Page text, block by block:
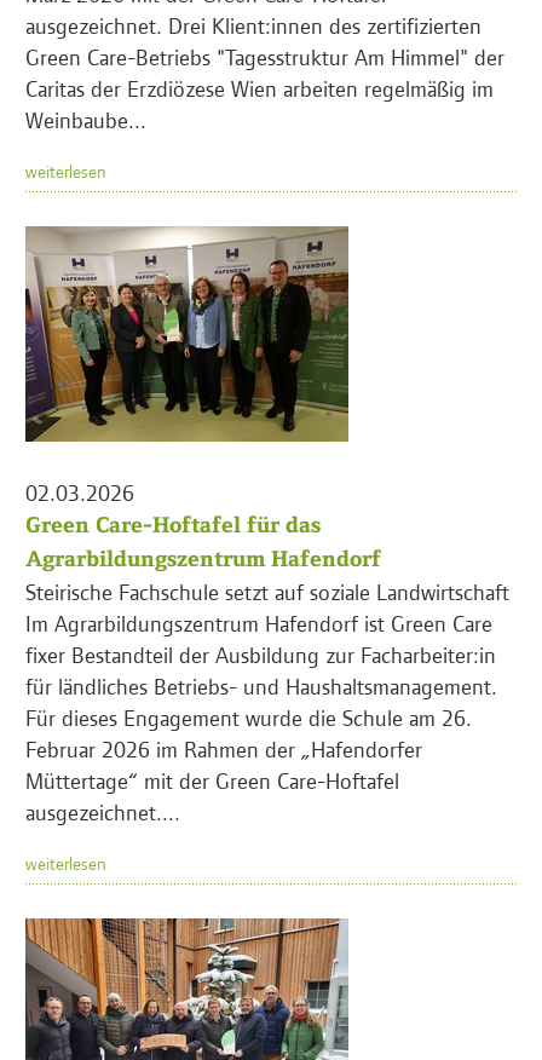
ausgezeichnet. Drei Klient:innen des zertifizierten
Green Care-Betriebs "Tagesstruktur Am Himmel" der
Caritas der Erzdiözese Wien arbeiten regelmäßig im
Weinbaube...
weiterlesen
02.03.2026
Green Care-Hoftafel für das
Agrarbildungszentrum Hafendorf
Steirische Fachschule setzt auf soziale Landwirtschaft
Im Agrarbildungszentrum Hafendorf ist Green Care
fixer Bestandteil der Ausbildung zur Facharbeiter:in
für ländliches Betriebs- und Haushaltsmanagement.
Für dieses Engagement wurde die Schule am 26.
Februar 2026 im Rahmen der „Hafendorfer
Müttertage“ mit der Green Care-Hoftafel
ausgezeichnet....
weiterlesen